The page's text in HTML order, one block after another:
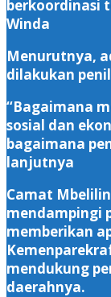
berkoordinasi
Winda
Menurutnya,
dilakukan
“Bagaimana
sosial dan
bagaimana
lanjutnya
Camat
mendampingi
memberikan
mendukung
daerahnya.